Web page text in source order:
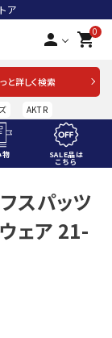
ア
person 0
shopping_cart
と詳しく検索
AKTR
物 SALE品は
こちら
スパッツ
ェア 21-